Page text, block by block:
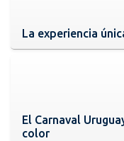
La experiencia
El Carnaval
color